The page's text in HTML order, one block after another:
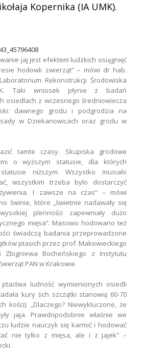
Kopernika (IA UMK).
jaj jest efektem ludzkich osiągnięć
hodowli zwierząt” – mówi dr hab.
Rekonstrukcji Środowiska
Taki wniosek płynie z badań
osiedlach z wczesnego średniowiecza
dawnego grodu i podgrodzia na
w Dziekanowicach oraz grodu w
tamte czasy. Skupiska grodowe
o wyższym statusie, dla których
niższym. Wszystko musiało
wszystkim trzeba było dostarczyć
I zawsze na czas” – mówi
świnie, które „świetnie nadawały się
plenności zapewniały dużo
mięsa”. Masowo hodowano też
świadczą badania przeprowadzone
ptasich przez prof. Makowieckiego
Bocheńskiego z Instytutu
PAN w Krakowie.
ludność wymienionych osiedli
kury (ich szczątki stanowią 60-70
kości). „Dlaczego? Niewykluczone, że
jaja. Prawdopodobnie właśnie we
ludzie nauczyli się karmić i hodować
nie tylko z mięsa, ale i z jajek” –